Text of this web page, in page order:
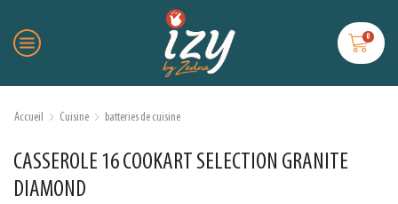
0
Accueil Cuisine batteries de cuisine
CASSEROLE 16 COOKART SELECTION GRANITE
DIAMOND